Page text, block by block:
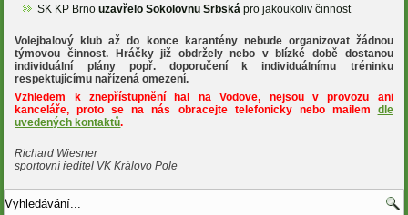
SK KP Brnouzavřelo Sokolovnu Srbská pro jakoukoliv činnost
Volejbalový klub až do konce karantény nebude organizovat žádnou
týmovou činnost. Hráčky již obdržely nebo v blízké době dostanou
individuální plány popř. doporučení k individuálnímu tréninku
respektujícímu nařízená omezení.
Vzhledem k znepřístupnění hal na Vodove, nejsou v provozu ani
kanceláře, proto se na nás obracejte telefonicky nebo mailem dle
uvedených kontaktů.
Richard Wiesner
sportovní ředitel VK Královo Pole